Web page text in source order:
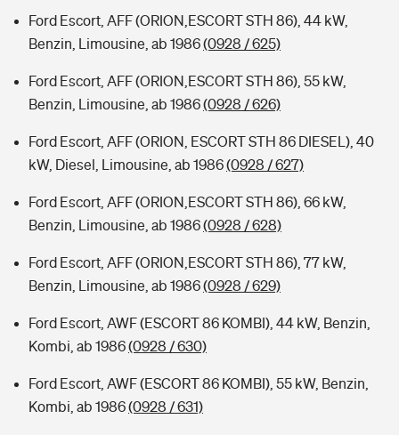
Ford Escort, AFF (ORION,ESCORT STH 86), 44 kW,
Benzin, Limousine, ab 1986(0928 / 625)
Ford Escort, AFF (ORION,ESCORT STH 86), 55 kW,
Benzin, Limousine, ab 1986(0928 / 626)
Ford Escort, AFF (ORION, ESCORT STH 86 DIESEL), 40
kW, Diesel, Limousine, ab 1986(0928 / 627)
Ford Escort, AFF (ORION,ESCORT STH 86), 66 kW,
Benzin, Limousine, ab 1986(0928 / 628)
Ford Escort, AFF (ORION,ESCORT STH 86), 77 kW,
Benzin, Limousine, ab 1986(0928 / 629)
Ford Escort, AWF (ESCORT 86 KOMBI), 44 kW, Benzin,
Kombi, ab 1986(0928 / 630)
Ford Escort, AWF (ESCORT 86 KOMBI), 55 kW, Benzin,
Kombi, ab 1986(0928 / 631)